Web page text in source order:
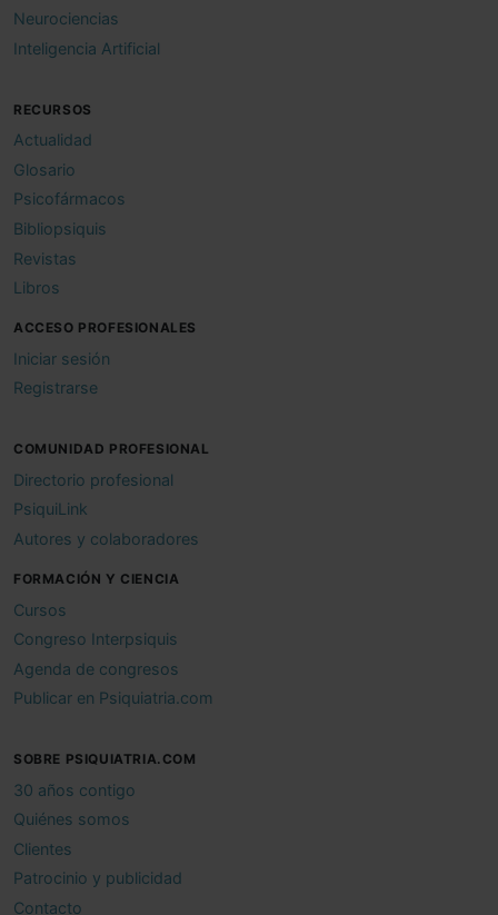
Neurociencias
Inteligencia Artificial
RECURSOS
Actualidad
Glosario
Psicofármacos
Bibliopsiquis
Revistas
Libros
ACCESO PROFESIONALES
Iniciar sesión
Registrarse
COMUNIDAD PROFESIONAL
Directorio profesional
PsiquiLink
Autores y colaboradores
FORMACIÓN Y CIENCIA
Cursos
Congreso Interpsiquis
Agenda de congresos
Publicar en Psiquiatria.com
SOBRE PSIQUIATRIA.COM
30 años contigo
Quiénes somos
Clientes
Patrocinio y publicidad
Contacto